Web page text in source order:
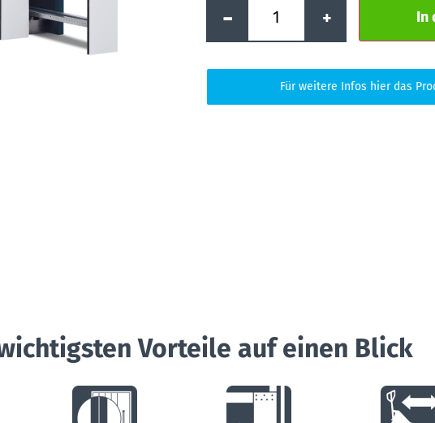
- + In
Für weitere Infos hier das
Vorteile auf einen Blick